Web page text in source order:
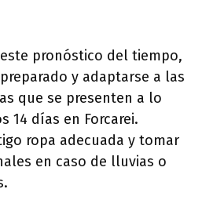
pronóstico del tiempo,
y adaptarse a las
que se presenten a lo
14 días en Forcarei.
ropa adecuada y tomar
en caso de lluvias o